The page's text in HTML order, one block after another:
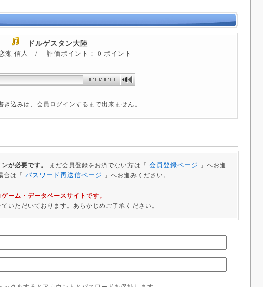
ドルゲスタン大陸
瀬 信人 / 評価ポイント： 0 ポイント
き込みは、会員ログインするまで出来ません。
が必要です。 まだ会員登録をお済でない方は「 会員登録ページ
」へお進
合は「 パスワード再送信ページ 」へお進みください。
ーム・データベースサイトです。
ていただいております。あらかじめご了承ください。